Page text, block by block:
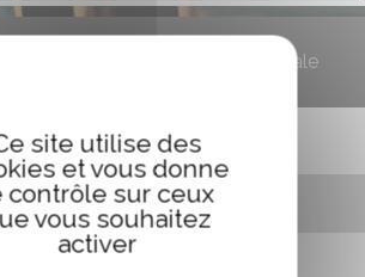
Universal Legacy – L’Union Mondiale
LEGACY –
MONDIALE
site utilise des
et vous donne
contrôle sur ceux
vous souhaitez
activer